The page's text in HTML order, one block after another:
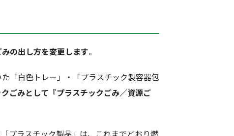
の出し方を変更します。
「白色トレー」・「プラスチック製容器包
ごみとして『プラスチックごみ／資源ご